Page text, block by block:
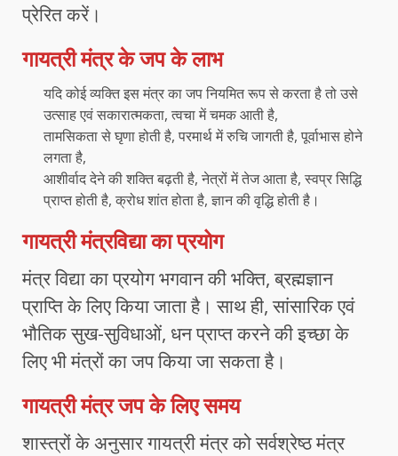
प्रेरित करें।
गायत्री मंत्र के जप के लाभ
यदि कोई व्यक्ति इस मंत्र का जप नियमित रूप से करता है तो उसे
उत्साह एवं सकारात्मकता, त्वचा में चमक आती है,
तामसिकता से घृणा होती है, परमार्थ में रुचि जागती है, पूर्वाभास होने
लगता है,
आशीर्वाद देने की शक्ति बढ़ती है, नेत्रों में तेज आता है, स्वप्र सिद्धि
प्राप्त होती है, क्रोध शांत होता है, ज्ञान की वृद्धि होती है।
गायत्री मंत्रविद्या का प्रयोग
मंत्र विद्या का प्रयोग भगवान की भक्ति, ब्रह्मज्ञान
प्राप्ति के लिए किया जाता है। साथ ही, सांसारिक एवं
भौतिक सुख-सुविधाओं, धन प्राप्त करने की इच्छा के
लिए भी मंत्रों का जप किया जा सकता है।
गायत्री मंत्र जप के लिए समय
शास्त्रों के अनुसार गायत्री मंत्र को सर्वश्रेष्ठ मंत्र